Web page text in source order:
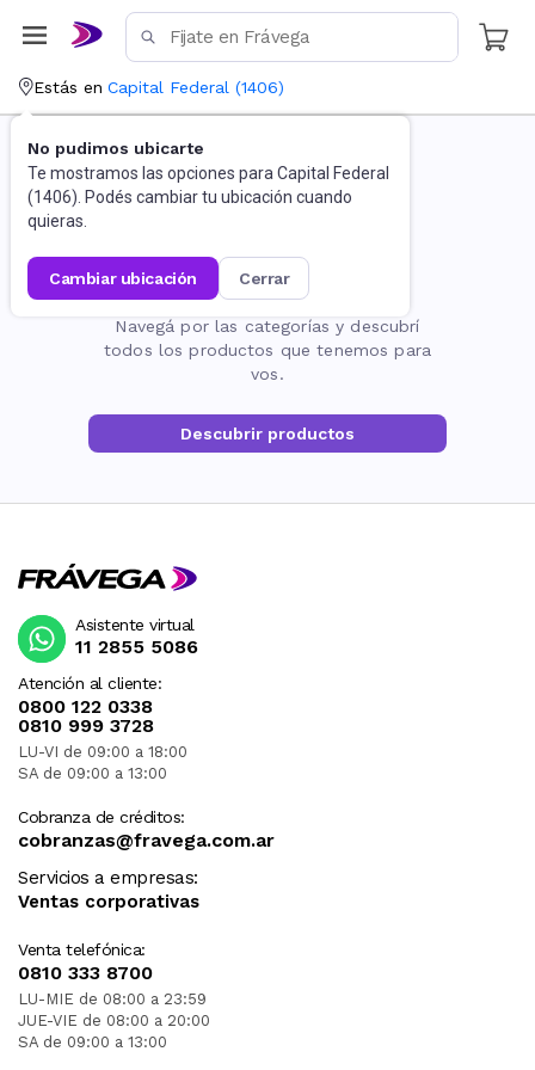
Estás en Capital Federal (1406)
No pudimos ubicarte
Te mostramos las opciones para Capital Federal
(1406). Podés cambiar tu ubicación cuando
quieras.
cambiar ubicación cerrar
La página no existe
Navegá por las categorías y descubrí
todos los productos que tenemos para
vos.
Descubrir productos
Atención al cliente:
0800 122 0338
0810 999 3728
LU-VI de 09:00 a 18:00
SA de 09:00 a 13:00
Cobranza de créditos:
cobranzas@fravega.com.ar
Servicios a empresas:
Ventas corporativas
Venta telefónica:
0810 333 8700
LU-MIE de 08:00 a 23:59
JUE-VIE de 08:00 a 20:00
SA de 09:00 a 13:00
Asistente virtual
11 2855 5086